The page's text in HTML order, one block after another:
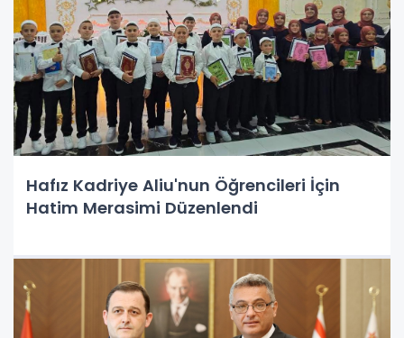
Hafız Kadriye Aliu'nun Öğrencileri İçin
Hatim Merasimi Düzenlendi